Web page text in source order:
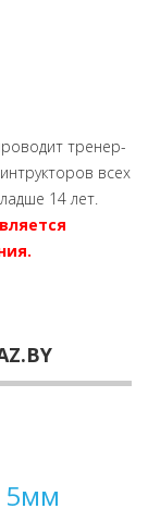
тренер-
всех
14 лет.
5мм